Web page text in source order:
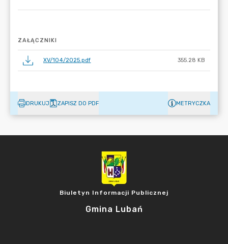
ZAŁĄCZNIKI
XV/104/2025.pdf 355.28 KB
DRUKUJ ZAPISZ DO PDF METRYCZKA
Biuletyn Informacji Publicznej
Gmina Lubań